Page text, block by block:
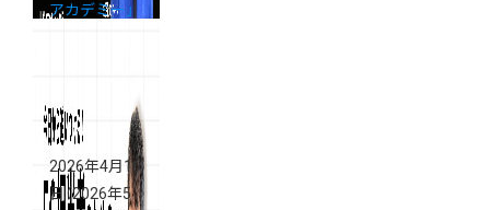
アカデミー」
2026年4月16
日 （2026年5